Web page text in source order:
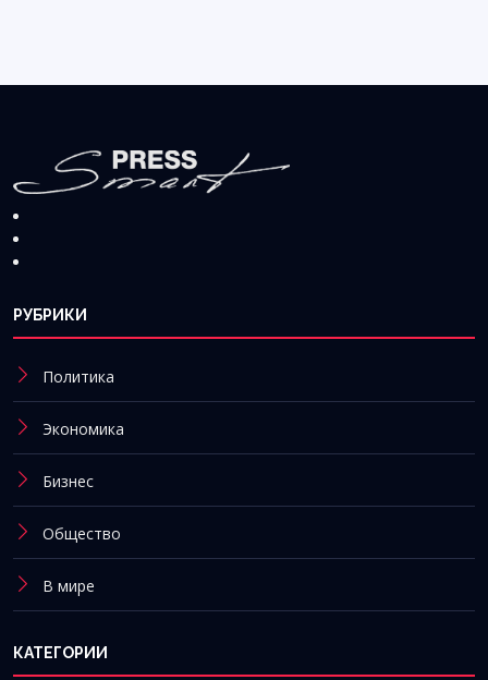
РУБРИКИ
Политика
Экономика
Бизнес
Общество
В мире
КАТЕГОРИИ